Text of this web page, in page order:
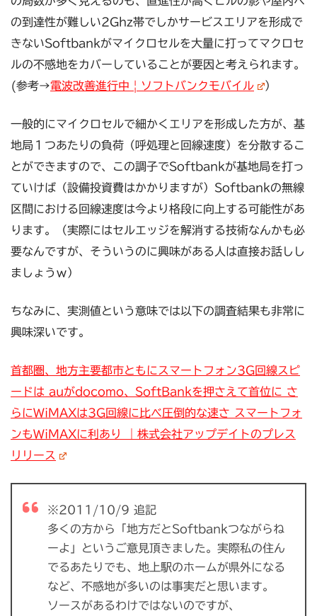
の到達性が難しい2Ghz帯でしかサービスエリアを形成で
きないSoftbankがマイクロセルを大量に打ってマクロセ
ルの不感地をカバーしていることが要因と考えられます。
(参考→電波改善進行中 | ソフトバンクモバイル ）
一般的にマイクロセルで細かくエリアを形成した方が、基
地局１つあたりの負荷（呼処理と回線速度）を分散するこ
とができますので、この調子でSoftbankが基地局を打っ
ていけば（設備投資費はかかりますが）Softbankの無線
区間における回線速度は今より格段に向上する可能性があ
ります。（実際にはセルエッジを解消する技術なんかも必
要なんですが、そういうのに興味がある人は直接お話しし
ましょうｗ）
ちなみに、実測値という意味では以下の調査結果も非常に
興味深いです。
首都圏、地方主要都市ともにスマートフォン3G回線スピ
ードは auがdocomo、SoftBankを押さえて首位に さ
らにWiMAXは3G回線に比べ圧倒的な速さ スマートフォ
ンもWiMAXに利あり ｜株式会社アップデイトのプレス
リリース
※2011/10/9 追記
多くの方から「地方だとSoftbankつながらね
ーよ」というご意見頂きました。実際私の住ん
でるあたりでも、地上駅のホームが県外になる
など、不感地が多いのは事実だと思います。
ソースがあるわけではないのですが、